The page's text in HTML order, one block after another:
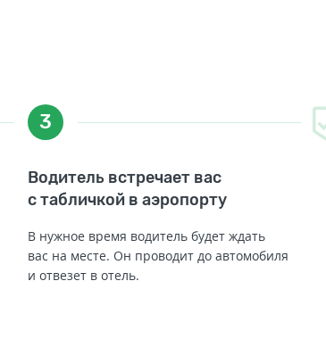
3
Водитель встречает вас
с табличкой в аэропорту
В нужное время водитель будет ждать
вас на месте. Он проводит до автомобиля
и отвезет в отель.